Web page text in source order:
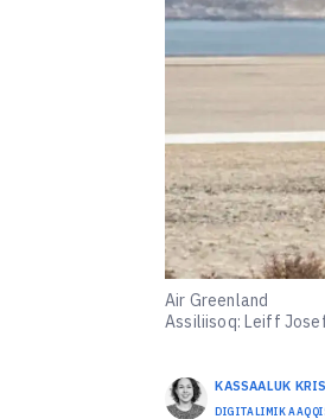
Air Greenland
Assiliisoq: Leiff
KASSAALUK
DIGITALIMIK